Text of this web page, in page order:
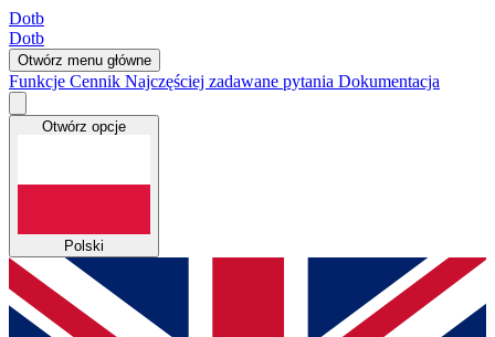
Dotb
Dotb
Otwórz menu główne
Funkcje Cennik Najczęściej zadawane pytania Dokumentacja
Otwórz opcje
Polski